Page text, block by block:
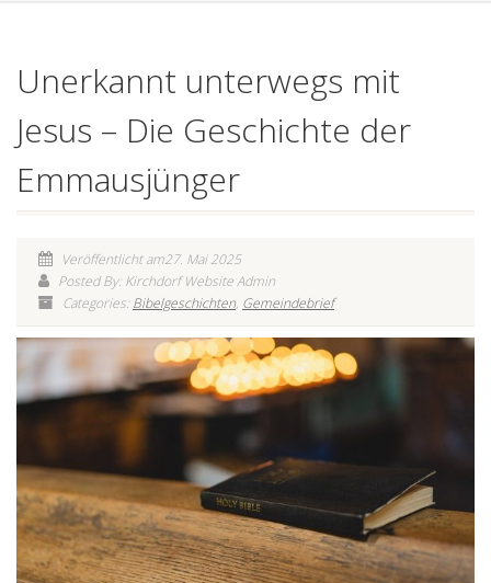
Unerkannt unterwegs mit
Jesus – Die Geschichte der
Emmausjünger
Veröffentlicht am27. Mai 2025
Posted By: Kirchdorf Website Admin
Categories: Bibelgeschichten, Gemeindebrief